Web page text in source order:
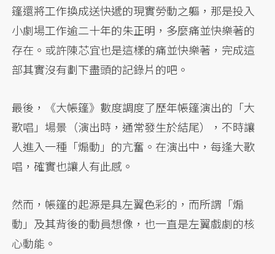
篷還將工作換成送快遞的現實勞動之軀，那是投入
小劇場工作逾二十年的朱正明，多麼痛並快樂著的
存在。或許陳芯宜也是這樣的痛並快樂著，完成這
部其實沒有劃下盡頭的記錄片的吧。
最後，《大帳篷》數度調度了歷年帳篷演出的「大
歌唱」場景（演出時，通常發生於結尾），不時讓
人進入一種「煽動」的亢奮。在演出中，每逢大歌
唱，確實也讓人有此感。
然而，帳篷的起源是具左翼色彩的，而所謂「煽
動」及其背後的動員想像，也一直是左翼戲劇的核
心動能。